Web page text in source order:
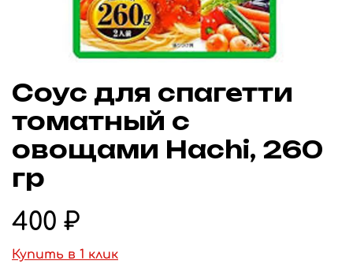
Соус для спагетти
томатный с
овощами Hachi, 260
гр
400 ₽
Купить в 1 клик